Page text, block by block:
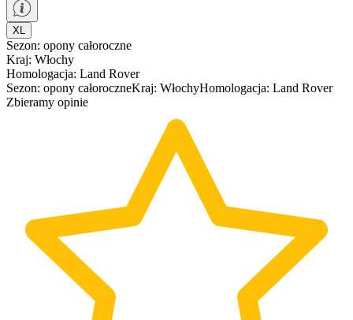
XL
Sezon: opony całoroczne
Kraj: Włochy
Homologacja: Land Rover
Sezon: opony całoroczneKraj: WłochyHomologacja: Land Rover
Zbieramy opinie